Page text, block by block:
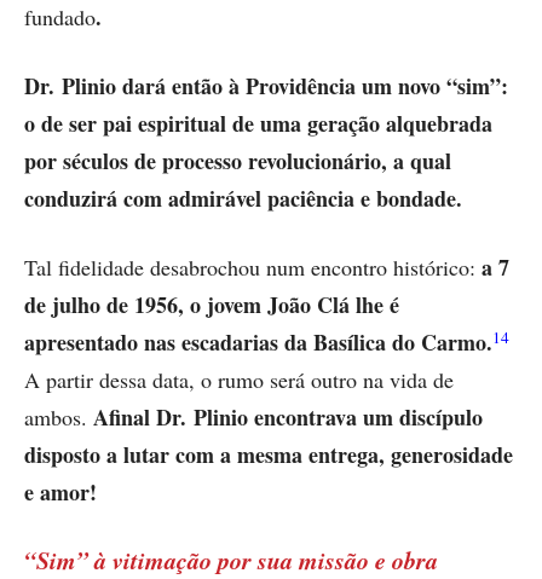
fundado.
Dr. Plinio dará então à Providência um novo “sim”:
o de ser pai espiritual de uma geração alquebrada
por séculos de processo revolucionário, a qual
conduzirá com admirável paciência e bondade.
Tal fidelidade desabrochou num encontro histórico: a 7
de julho de 1956, o jovem João Clá lhe é
apresentado nas escadarias da Basílica do Carmo.14
A partir dessa data, o rumo será outro na vida de
ambos. Afinal Dr. Plinio encontrava um discípulo
disposto a lutar com a mesma entrega, generosidade
e amor!
“Sim” à vitimação por sua missão e obra